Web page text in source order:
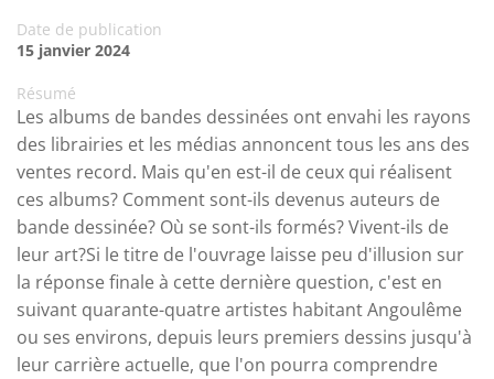
Date de publication
15 janvier 2024
Résumé
Les albums de bandes dessinées ont envahi les rayons
des librairies et les médias annoncent tous les ans des
ventes record. Mais qu'en est-il de ceux qui réalisent
ces albums? Comment sont-ils devenus auteurs de
bande dessinée? Où se sont-ils formés? Vivent-ils de
leur art?Si le titre de l'ouvrage laisse peu d'illusion sur
la réponse finale à cette dernière question, c'est en
suivant quarante-quatre artistes habitant Angoulême
ou ses environs, depuis leurs premiers dessins jusqu'à
leur carrière actuelle, que l'on pourra comprendre